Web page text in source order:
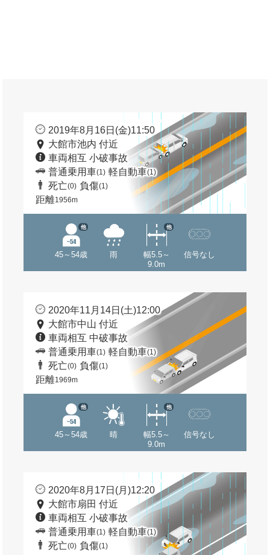
2019年8月16日(金)11:50
大館市池内 付近
車両相互 小破事故
普通乗用車(1) 軽自動車(1)
死亡(0) 負傷(1)
距離1956m
45～54歳
他
雨
幅5.5～
9.0m
他
信号なし
2020年11月14日(土)12:00
大館市中山 付近
車両相互 中破事故
普通乗用車(1) 軽自動車(1)
死亡(0) 負傷(1)
距離1969m
45～54歳
他
晴
幅5.5～
9.0m
他
信号なし
2020年8月17日(月)12:20
大館市扇田 付近
車両相互 小破事故
普通乗用車(1) 軽自動車(1)
死亡(0) 負傷(1)